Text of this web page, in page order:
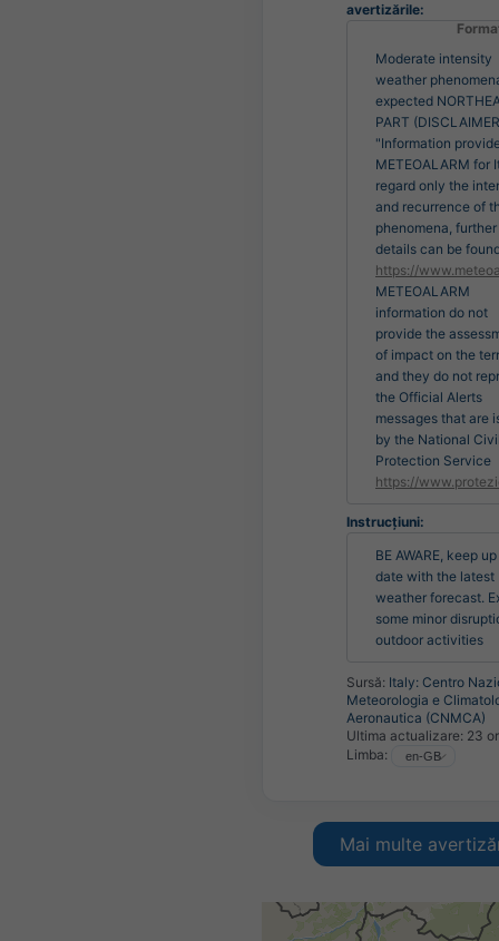
avertizările:
Moderate intensity
weather
expected
PART
"Information
METEOALARM for
regard only the
and recurrence of
phenomena, further
details can be
https://
METEOALARM
information do not
provide the
of impact on the
and they do not
the Official Alerts
messages that are
by the National
Protection Service
https://
Instrucțiuni:
BE AWARE, keep
date with the latest
weather forecast.
some minor
outdoor activities
Sursă: Italy: Centro
Meteorologia e
Aeronautica (CNMCA)
Ultima actualizare: 23
Limba:
Mai multe